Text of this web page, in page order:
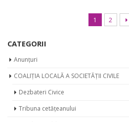
1 2
CATEGORII
Anunțuri
COALIȚIA LOCALĂ A SOCIETĂȚII CIVILE
Dezbateri Civice
Tribuna cetățeanului